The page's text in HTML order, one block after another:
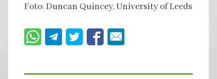
Foto: Duncan Quincey, University of Leeds